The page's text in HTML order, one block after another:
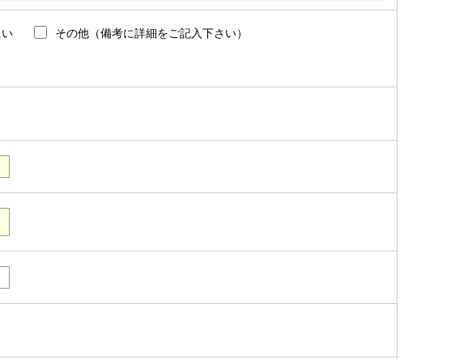
その他（備考に詳細をご記入下さい）